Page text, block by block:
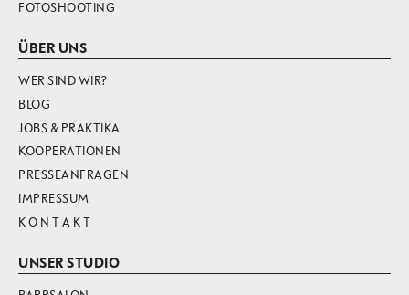
FOTOSHOOTING
ÜBER UNS
WER SIND WIR?
BLOG
JOBS & PRAKTIKA
KOOPERATIONEN
PRESSEANFRAGEN
IMPRESSUM
K O N T A K T
UNSER STUDIO